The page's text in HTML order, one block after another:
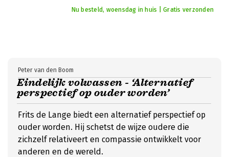
Nu besteld, woensdag in huis | Gratis verzonden
Eindelijk volwassen - ‘Alternatief
perspectief op ouder worden’
Peter van den Boom
Frits de Lange biedt een alternatief perspectief op
ouder worden. Hij schetst de wijze oudere die
zichzelf relativeert en compassie ontwikkelt voor
anderen en de wereld.